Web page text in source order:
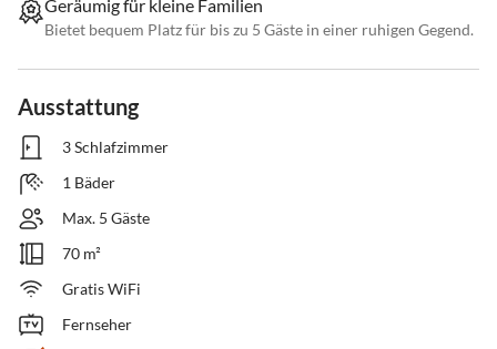
Geräumig für kleine Familien
Bietet bequem Platz für bis zu 5 Gäste in einer ruhigen Gegend.
Ausstattung
3 Schlafzimmer
1 Bäder
Max. 5 Gäste
70 m²
Gratis WiFi
Fernseher